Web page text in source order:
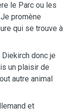
le Parc ou les
promène
qui se trouve à
donc je
un plaisir de
autre animal
et